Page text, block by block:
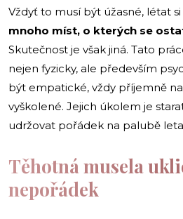
Vždyť to musí být úžasné, létat si
mnoho míst, o kterých se
Skutečnost je však jiná. Tato
nejen fyzicky, ale především
být empatické, vždy příjemně
vyškolené. Jejich úkolem je
udržovat pořádek na palubě
Těhotná musela
nepořádek